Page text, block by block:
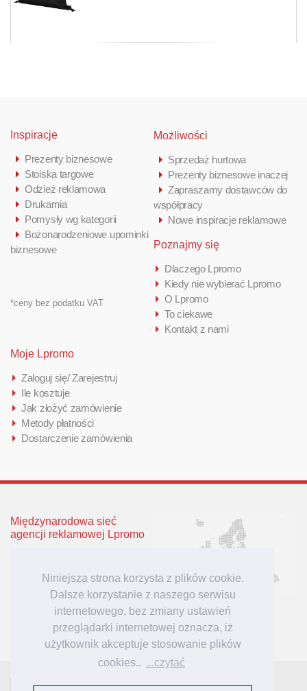
Niniejsza strona korzysta z plików cookie.
Dalsze korzystanie z naszego serwisu
internetowego, bez zmiany ustawień
przeglądarki internetowej oznacza, iż
użytkownik akceptuje stosowanie plików
cookies.. ...czytać
Inspiracje
Prezenty biznesowe
Stoiska targowe
Odzież reklamowa
Drukarnia
Pomysły wg kategorii
Bożonarodzeniowe upominki
biznesowe
*ceny bez podatku VAT
Możliwości
Sprzedaż hurtowa
Prezenty biznesowe inaczej
Zapraszamy dostawców do
współpracy
Nowe inspiracje reklamowe
Poznajmy się
Dlaczego Lpromo
Kiedy nie wybierać Lpromo
O Lpromo
To ciekawe
Kontakt z nami
Moje Lpromo
Zaloguj się/ Zarejestruj
Ile kosztuje
Jak złożyć zamówienie
Metody płatności
Dostarczenie zamówienia
Międzynarodowa sieć
agencji reklamowej Lpromo
Wielka Brytania
Niemcy